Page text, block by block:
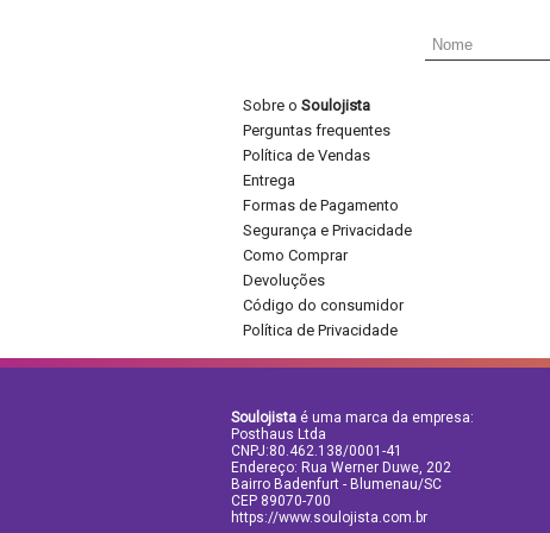
Sobre o Soulojista
Perguntas frequentes
Política de Vendas
Entrega
Formas de Pagamento
Segurança e Privacidade
Como Comprar
Devoluções
Código do consumidor
Política de Privacidade
Soulojista é uma marca da empresa:
Posthaus Ltda
CNPJ:80.462.138/0001-41
Endereço: Rua Werner Duwe, 202
Bairro Badenfurt - Blumenau/SC
CEP 89070-700
https://www.soulojista.com.br